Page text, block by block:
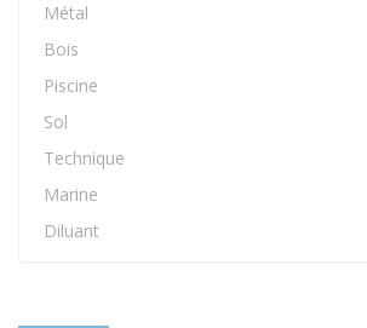
Métal
Bois
Piscine
Sol
Technique
Marine
Diluant